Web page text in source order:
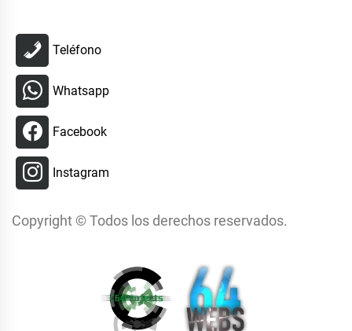
Teléfono
Whatsapp
Facebook
Instagram
Copyright © Todos los derechos reservados.